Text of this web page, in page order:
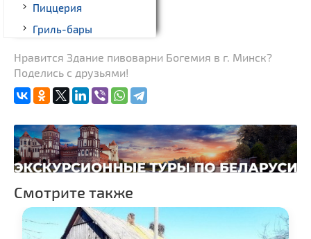
Пиццерия
Гриль-бары
Театры
Ночные клубы
Бильярд
Казино
универмаги
Фирменные магазины,
бутики
Нравится Здание пивоварни Богемия в г. Минск?
Поделись с друзьями!
Смотрите также